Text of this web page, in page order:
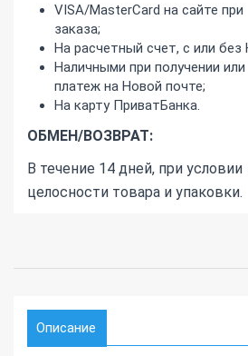
VISA/MasterCard на сайте
заказа;
На расчетный счет, с или
Наличными при получении
платеж на Новой почте;
На карту ПриватБанка.
ОБМЕН/ВОЗВРАТ:
В течение 14 дней, при
целосности товара и упаковки.
Описание